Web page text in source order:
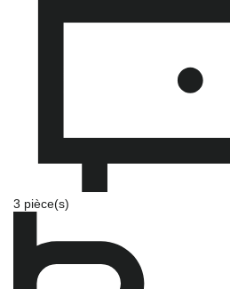
3 pièce(s)